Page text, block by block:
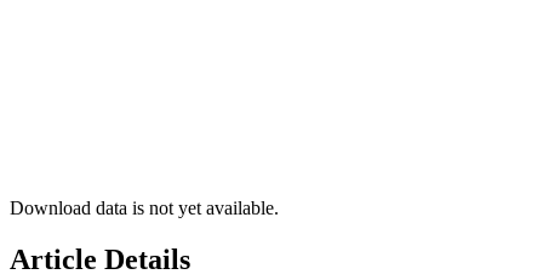
Download data is not yet available.
Article Details